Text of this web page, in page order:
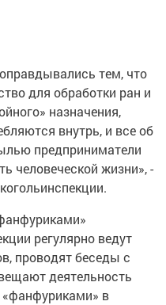
тем, что
для обработки ран и
назначения,
внутрь, и все об
предприниматели
человеческой жизни», -
регулярно ведут
проводят беседы с
деятельность
«фанфуриками» в